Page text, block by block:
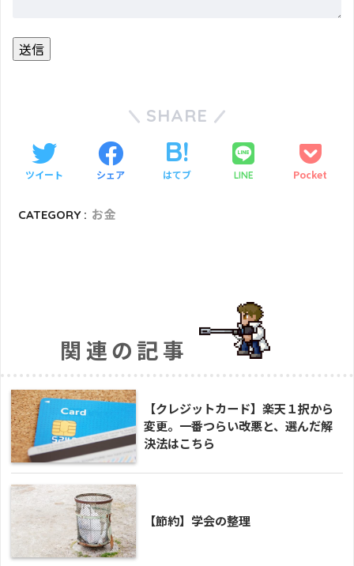
SHARE
ツイート シェア はてブ LINE Pocket
CATEGORY : お金
関連の記事
【クレジットカード】楽天１択から
変更。一番つらい改悪と、選んだ解
決法はこちら
【節約】学会の整理